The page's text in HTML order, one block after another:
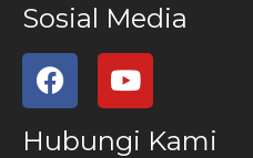
Sosial Media
Hubungi Kami